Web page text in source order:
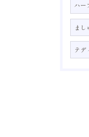
ハー
ま
テデ